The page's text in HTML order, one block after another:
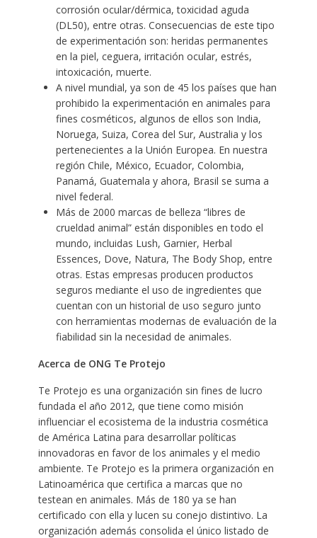
corrosión ocular/dérmica, toxicidad aguda
(DL50), entre otras. Consecuencias de este tipo
de experimentación son: heridas permanentes
en la piel, ceguera, irritación ocular, estrés,
intoxicación, muerte.
A nivel mundial, ya son de 45 los países que han
prohibido la experimentación en animales para
fines cosméticos, algunos de ellos son India,
Noruega, Suiza, Corea del Sur, Australia y los
pertenecientes a la Unión Europea. En nuestra
región Chile, México, Ecuador, Colombia,
Panamá, Guatemala y ahora, Brasil se suma a
nivel federal.
Más de 2000 marcas de belleza “libres de
crueldad animal” están disponibles en todo el
mundo, incluidas Lush, Garnier, Herbal
Essences, Dove, Natura, The Body Shop, entre
otras. Estas empresas producen productos
seguros mediante el uso de ingredientes que
cuentan con un historial de uso seguro junto
con herramientas modernas de evaluación de la
fiabilidad sin la necesidad de animales.
Acerca de ONG Te Protejo
Te Protejo es una organización sin fines de lucro
fundada el año 2012, que tiene como misión
influenciar el ecosistema de la industria cosmética
de América Latina para desarrollar políticas
innovadoras en favor de los animales y el medio
ambiente. Te Protejo es la primera organización en
Latinoamérica que certifica a marcas que no
testean en animales. Más de 180 ya se han
certificado con ella y lucen su conejo distintivo. La
organización además consolida el único listado de